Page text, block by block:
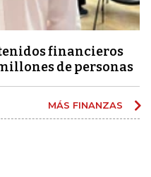
financieros
de personas
MÁS FINANZAS